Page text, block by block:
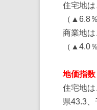
住宅地
（▲6.8
商業地
（▲4.0
地価指数
住宅地
県43.3